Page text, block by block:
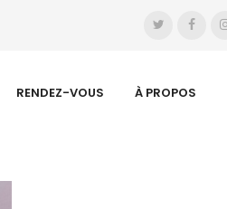
RENDEZ-VOUS À PROPOS